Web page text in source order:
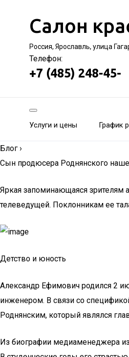
Салон
Россия, Ярославль, улица
Телефон:
+7 (485) 248-45-
Услуги и цены График
Блог ›
Сын продюсера Роднянского
Яркая запоминающаяся зрителям
телеведущей. Поклонникам ее
Детство и юность
Александр Ефимович родился 2
инженером. В связи со
Роднянским, который являлся
Из биографии медиаменеджера